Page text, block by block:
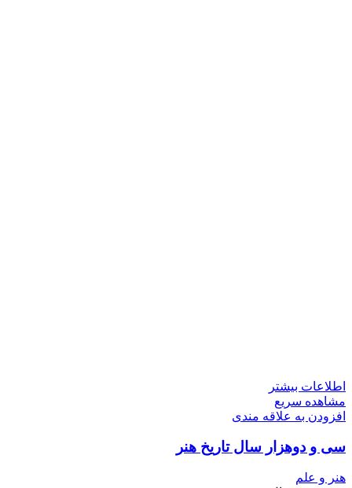
اطلاعات بیشتر
مشاهده سریع
افزودن به علاقه مندی
سی و دوهزار سال تاریخ هنر
هنر و علم